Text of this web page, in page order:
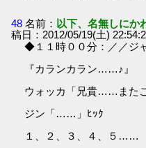
48 名前： 以下、名無しにか
稿日：2012/05/19(土)
◆１１時００分：／／ジ
『カランカラン……♪』
ウォッカ「兄貴……また
ジン「……」ﾋｯｸ
１、２、３、４、５……